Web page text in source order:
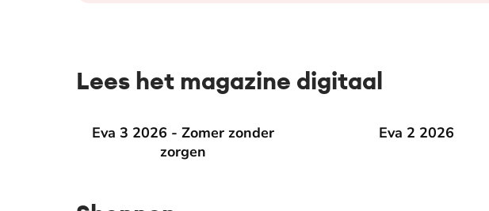
Lees het magazine digitaal
Eva 3 2026 - Zomer zonder
zorgen
Eva 3 2026 - Zomer zonder zorgen Eva 2 2026